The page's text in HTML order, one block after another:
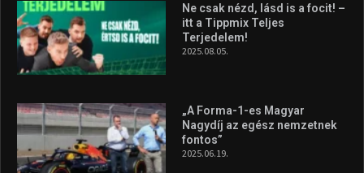
Ne csak nézd, lásd is a focit! –
itt a Tippmix Teljes
Terjedelem!
2025.08.05.
„A Forma-1-es Magyar
Nagydíj az egész nemzetnek
fontos”
2025.06.19.